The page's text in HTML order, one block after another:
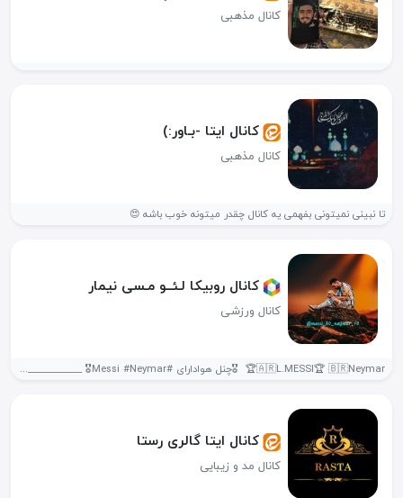
کانال مذهبی
کانال ایتا -بـاور‌:)
کانال مذهبی
تا نبینی نمیتونی بفهمی یه کانال چقدر میتونه خوب باشه 😍
کانال روبیکا لـئــو مـسی نیمار
کانال ورزشی
‌🇦🇷L.MESSI🏆 🇧🇷Neymar🏆 ‌ 🎖️چنل هوادارای #Messi #Neymar🎖️ __________________________________________ 🥇اخبار و امار مربوط...
کانال ایتا گالری رستا
کانال مد و زیبایی